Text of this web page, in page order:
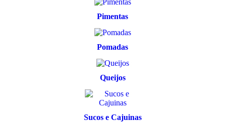
Pimentas
Pomadas
Queijos
Sucos e Cajuinas